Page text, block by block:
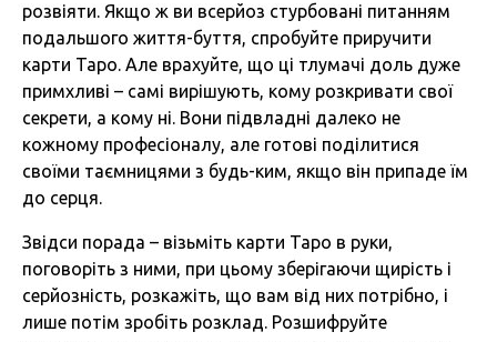
розвіяти. Якщо ж ви всерйоз стурбовані питанням
подальшого життя-буття, спробуйте приручити
карти Таро. Але врахуйте, що ці тлумачі доль дуже
примхливі – самі вирішують, кому розкривати свої
секрети, а кому ні. Вони підвладні далеко не
кожному професіоналу, але готові поділитися
своїми таємницями з будь-ким, якщо він припаде їм
до серця.
Звідси порада – візьміть карти Таро в руки,
поговоріть з ними, при цьому зберігаючи щирість і
серйозність, розкажіть, що вам від них потрібно, і
лише потім зробіть розклад. Розшифруйте